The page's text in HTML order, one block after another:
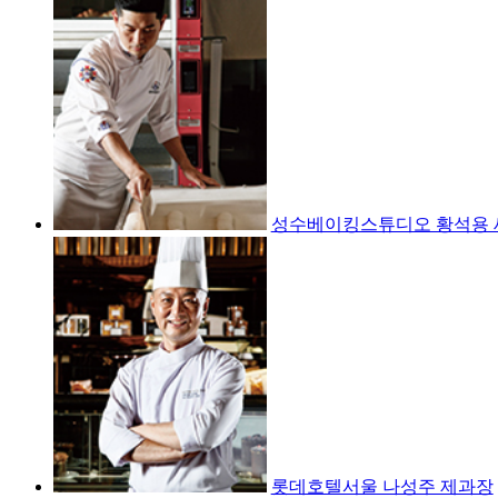
성수베이킹스튜디오 황석용
롯데호텔서울 나성주 제과장